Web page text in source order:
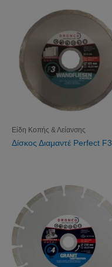
Είδη Κοπής & Λείανσης
Δίσκος Διαμαντέ Perfect F3